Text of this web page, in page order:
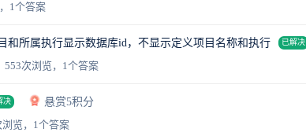
1个答案
和所属执行显示数据库id，不显示定义项目名称和执行 已解决
553次浏览，1个答案
决
悬赏5积分
浏览，1个答案